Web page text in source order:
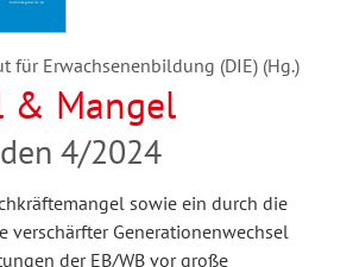
für Erwachsenenbildung (DIE) (Hg.)
& Mangel
4/2024
sowie ein durch die
verschärfter Generationenwechsel
der EB/WB vor große